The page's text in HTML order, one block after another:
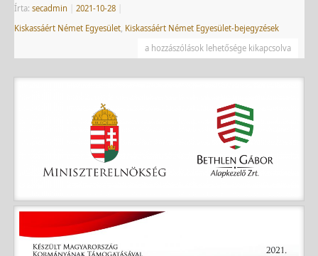
Írta: secadmin 2021-10-28
Kiskassáért Német Egyesület, Kiskassáért Német Egyesület-bejegyzések
a hozzászólások lehetősége kikapcsolva